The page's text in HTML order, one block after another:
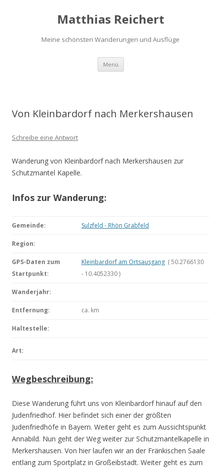
Matthias Reichert
Meine schönsten Wanderungen und Ausflüge
Menü Zum
springen
Von Kleinbardorf nach Merkershausen
Schreibe eine Antwort
Wanderung von Kleinbardorf nach Merkershausen zur
Schutzmantel Kapelle.
Infos zur Wanderung:
Gemeinde: Sulzfeld - Rhön Grabfeld
Region:
GPS-Daten zum
Startpunkt:
Kleinbardorf am Ortsausgang ( 50.2766130
- 10.4052330 )
Wanderjahr:
Entfernung: ca. km
Haltestelle:
Art:
Wegbeschreibung:
Diese Wanderung führt uns von Kleinbardorf hinauf auf den
Judenfriedhof. Hier befindet sich einer der größten
Judenfriedhöfe in Bayern. Weiter geht es zum Aussichtspunkt
Annabild. Nun geht der Weg weiter zur Schutzmantelkapelle in
Merkershausen. Von hier laufen wir an der Fränkischen Saale
entlang zum Sportplatz in Großeibstadt. Weiter geht es zum